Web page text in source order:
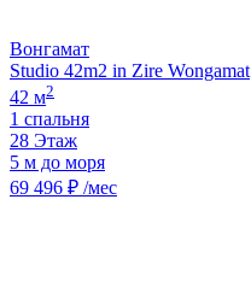
Вонгамат
Studio 42m2 in Zire Wongamat
42 м2
1 спальня
28 Этаж
5 м до моря
69 496 ₽ /мес